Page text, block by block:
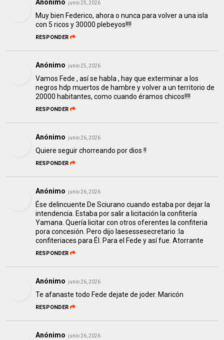
Anónimo junio 25, 2026
Muy bien Federico, ahora o nunca para volver a una isla
con 5 ricos y 30000 plebeyos!!!!
RESPONDER
Anónimo junio 25, 2026
Vamos Fede , así se habla , hay que exterminar a los
negros hdp muertos de hambre y volver a un territorio de
20000 habitantes, como cuando éramos chicos!!!!
RESPONDER
Anónimo junio 26, 2026
Quiere seguir chorreando por dios !!
RESPONDER
Anónimo junio 26, 2026
Ése delincuente De Sciurano cuando estaba por dejar la
intendencia. Estaba por salir a licitación la confitería
Yamana. Quería licitar con otros oferentes la confiteria
pora concesión. Pero dijo laesessesecretario :la
confiteriaces para Él. Para el Fede y así fue. Atorrante
RESPONDER
Anónimo junio 26, 2026
Te afanaste todo Fede dejate de joder. Maricón
RESPONDER
Anónimo junio 26, 2026